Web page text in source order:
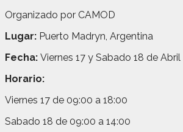
Organizado por CAMOD
Lugar: Puerto Madryn, Argentina
Fecha: Viernes 17 y Sabado 18 de Abril
Horario:
Viernes 17 de 09:00 a 18:00
Sabado 18 de 09:00 a 14:00